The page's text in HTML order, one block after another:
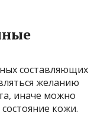
составляющих
желанию
иначе можно
кожи.